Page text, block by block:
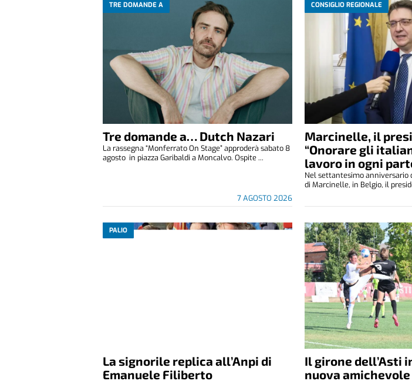
TRE DOMANDE A
Tre domande a… Dutch Nazari
7 AGOSTO 2026
La rassegna “Monferrato On Stage” approderà sabato 8
agosto in piazza Garibaldi a Moncalvo. Ospite ...
CONSIGLIO REGIONALE
Marcinelle, il
“Onorare gli
lavoro in ogni
Nel settantesimo anniversario
di Marcinelle, in Belgio, il
PALIO
La signorile replica all’Anpi di
Emanuele Filiberto
Il girone dell’Asti
nuova amichevole